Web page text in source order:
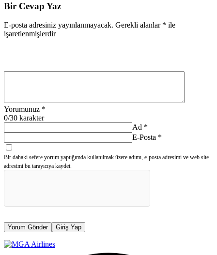
Bir Cevap Yaz
E-posta adresiniz yayınlanmayacak. Gerekli alanlar * ile
işaretlenmişlerdir
Yorumunuz *
0/30 karakter
Ad *
E-Posta *
Bir dahaki sefere yorum yaptığımda kullanılmak üzere adımı, e-posta adresimi ve web site
adresimi bu tarayıcıya kaydet.
Yorum Gönder Giriş Yap